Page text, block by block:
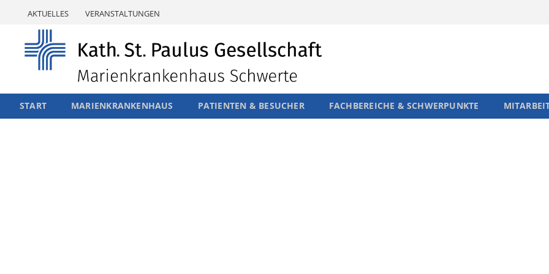
AKTUELLES VERANSTALTUNGEN
START MARIENKRANKENHAUS PATIENTEN & BESUCHER FACHBEREICHE & SCHWERPUNKTE